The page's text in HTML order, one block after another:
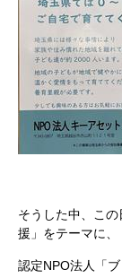
そうした中、こ
援」をテーマに、
認定NPO法人「